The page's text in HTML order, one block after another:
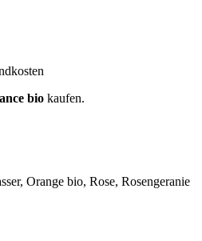
bio kaufen.
Orange bio, Rose, Rosengeranie